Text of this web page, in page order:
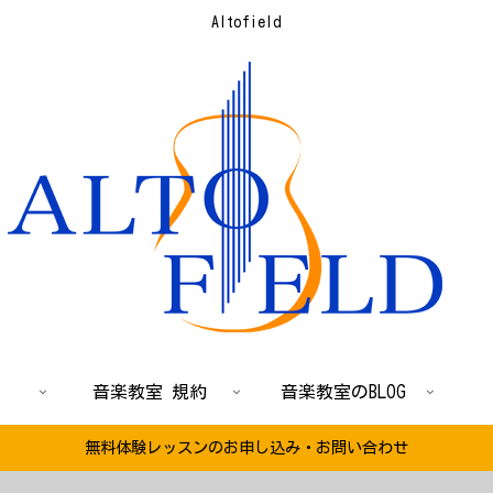
Altofield
音楽教室 規約 音楽教室のBLOG
無料体験レッスンのお申し込み・お問い合わせ